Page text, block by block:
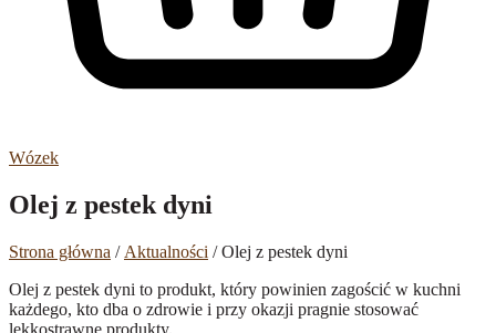
Wózek
Olej z pestek dyni
Strona główna / Aktualności / Olej z pestek dyni
Olej z pestek dyni to produkt, który powinien zagościć w kuchni
każdego, kto dba o zdrowie i przy okazji pragnie stosować